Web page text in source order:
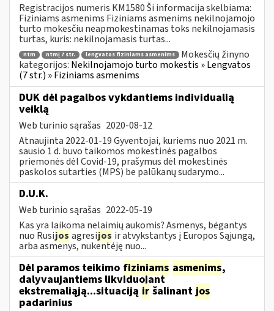
Registracijos numeris KM1580 Ši informacija skelbiama:
Fiziniams asmenims Fiziniams asmenims nekilnojamojo
turto mokesčiu neapmokestinamas toks nekilnojamasis
turtas, kuris: nekilnojamasis turtas...
ntm ntmį 7 str. lengvatos fiziniams asmenims
Mokesčių žinyno
kategorijos: Nekilnojamojo turto mokestis » Lengvatos
(7 str.) » Fiziniams asmenims
DUK dėl pagalbos vykdantiems individualią
veiklą
Web turinio sąrašas 2020-08-12
Atnaujinta 2022-01-19 Gyventojai, kuriems nuo 2021 m.
sausio 1 d. buvo taikomos mokestinės pagalbos
priemonės dėl Covid-19, prašymus dėl mokestinės
paskolos sutarties (MPS) be palūkanų sudarymo...
D.U.K.
Web turinio sąrašas 2022-05-19
Kas yra laikoma nelaimių aukomis? Asmenys, bėgantys
nuo Rusijos agresijos ir atvykstantys į Europos Sąjungą,
arba asmenys, nukentėję nuo...
Dėl paramos teikimo fiziniams asmenims,
dalyvaujantiems likviduojant
ekstremaliąją...situaciją ir šalinant jos
padarinius